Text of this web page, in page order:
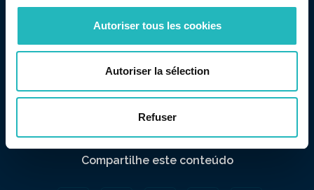
Autoriser tous les cookies
Autoriser la sélection
Refuser
valorizadas e onde os momentos partilhados fazem
parte do nosso ADN.
Há tradições que vale a pena preservar. E há equipas
que vale a pena celebrar.
Compartilhe este conteúdo